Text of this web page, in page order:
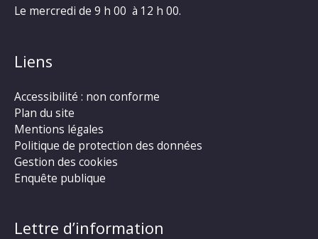
Le mercredi de 9 h 00 à 12 h 00.
Liens
Accessibilité : non conforme
Plan du site
Mentions légales
Politique de protection des données
Gestion des cookies
Enquête publique
Lettre d’information